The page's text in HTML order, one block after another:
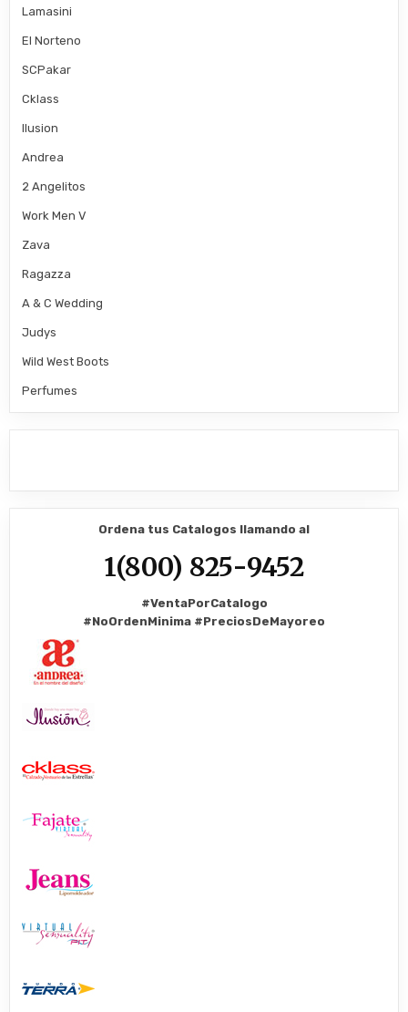
Lamasini
El Norteno
SCPakar
Cklass
Ilusion
Andrea
2 Angelitos
Work Men V
Zava
Ragazza
A & C Wedding
Judys
Wild West Boots
Perfumes
Ordena tus Catalogos llamando al
1(800) 825-9452
#VentaPorCatalogo
#NoOrdenMinima #PreciosDeMayoreo